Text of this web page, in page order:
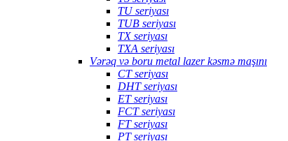
TU seriyası
TUB seriyası
TX seriyası
TXA seriyası
Vərəq və boru metal lazer kəsmə maşını
CT seriyası
DHT seriyası
ET seriyası
FCT seriyası
FT seriyası
PT seriyası